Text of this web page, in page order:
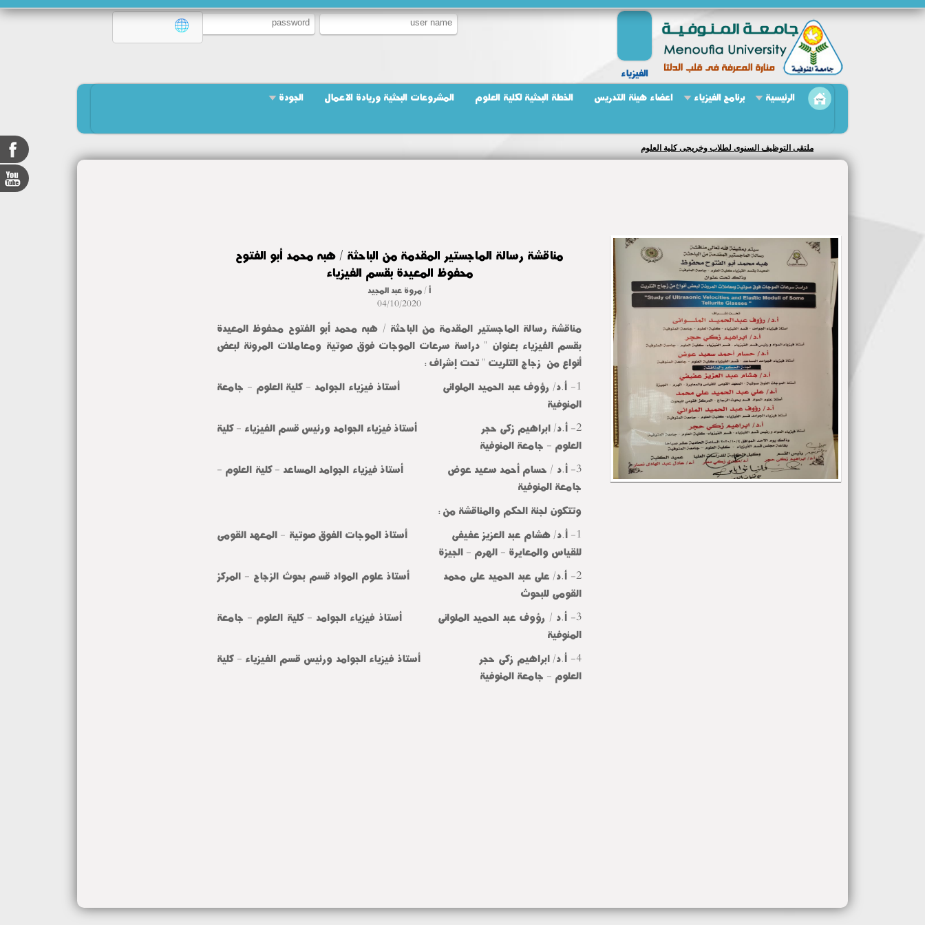
الفيزياء
الرئيسية
برنامج الفيزياء اعضاء هيئة التدريس الخطة البحثية لكلية العلوم المشروعات البحثية وريادة الاعمال الجودة
ملتقى التوظيف السنوى لطلاب وخريجى كلية العلوم
مناقشة رسالة الماجستير المقدمة من الباحثة / هبه محمد أبو الفتوح
محفوظ المعيدة بقسم الفيزياء
أ / مروة عبد المجيد
04/10/2020
مناقشة رسالة الماجستير المقدمة من الباحثة / هبه محمد أبو الفتوح محفوظ المعيدة
بقسم الفيزياء بعنوان " دراسة سرعات الموجات فوق صوتية ومعاملات المرونة لبعض
أنواع من زجاج التلريت " تحت إشراف :
1- أ.د/ رؤوف عبد الحميد الملوانى أستاذ فيزياء الجوامد - كلية العلوم - جامعة
المنوفية
2- أ.د/ ابراهيم زكى حجر أستاذ فيزياء الجوامد ورئيس قسم الفيزياء - كلية
العلوم - جامعة المنوفية
3- أ.د / حسام أحمد سعيد عوض أستاذ فيزياء الجوامد المساعد - كلية العلوم -
جامعة المنوفية
وتتكون لجنة الحكم والمناقشة من :
1- أ.د/ هشام عبد العزيز عفيفى أستاذ الموجات الفوق صوتية - المعهد القومى
للقياس والمعايرة - الهرم - الجيزة
2- أ.د/ على عبد الحميد على محمد أستاذ علوم المواد قسم بحوث الزجاج - المركز
القومى للبحوث
3- أ.د /
رؤوف عبد الحميد الملوانى أستاذ فيزياء الجوامد - كلية العلوم - جامعة
المنوفية
4- أ.د/ ابراهيم زكى حجر أستاذ فيزياء الجوامد ورئيس قسم الفيزياء - كلية
العلوم - جامعة المنوفية